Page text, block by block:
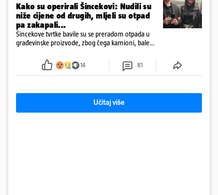
Kako su operirali Šincekovi: Nudili su
niže cijene od drugih, mljeli su otpad
pa zakapali...
Šincekove tvrtke bavile su se preradom otpada u
građevinske proizvode, zbog čega kamioni, bale
14 81
Učitaj više